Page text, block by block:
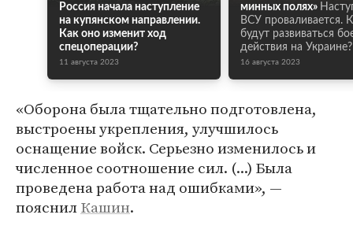
Россия начала наступление
на купянском направлении.
Как оно изменит ход
спецоперации?
11 августа 2023
минных полях»
ВСУ проваливается.
будут развиваться
действия на Украине?
16 августа 2023
«Оборона была тщательно подготовлена,
выстроены укрепления, улучшилось
оснащение войск. Серьезно изменилось и
численное соотношение сил. (...) Была
проведена работа над ошибками», —
пояснилКашин.